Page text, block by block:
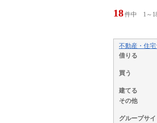
18件中 1～
不動産・住
借りる
買う
建てる
その他
グループサイ